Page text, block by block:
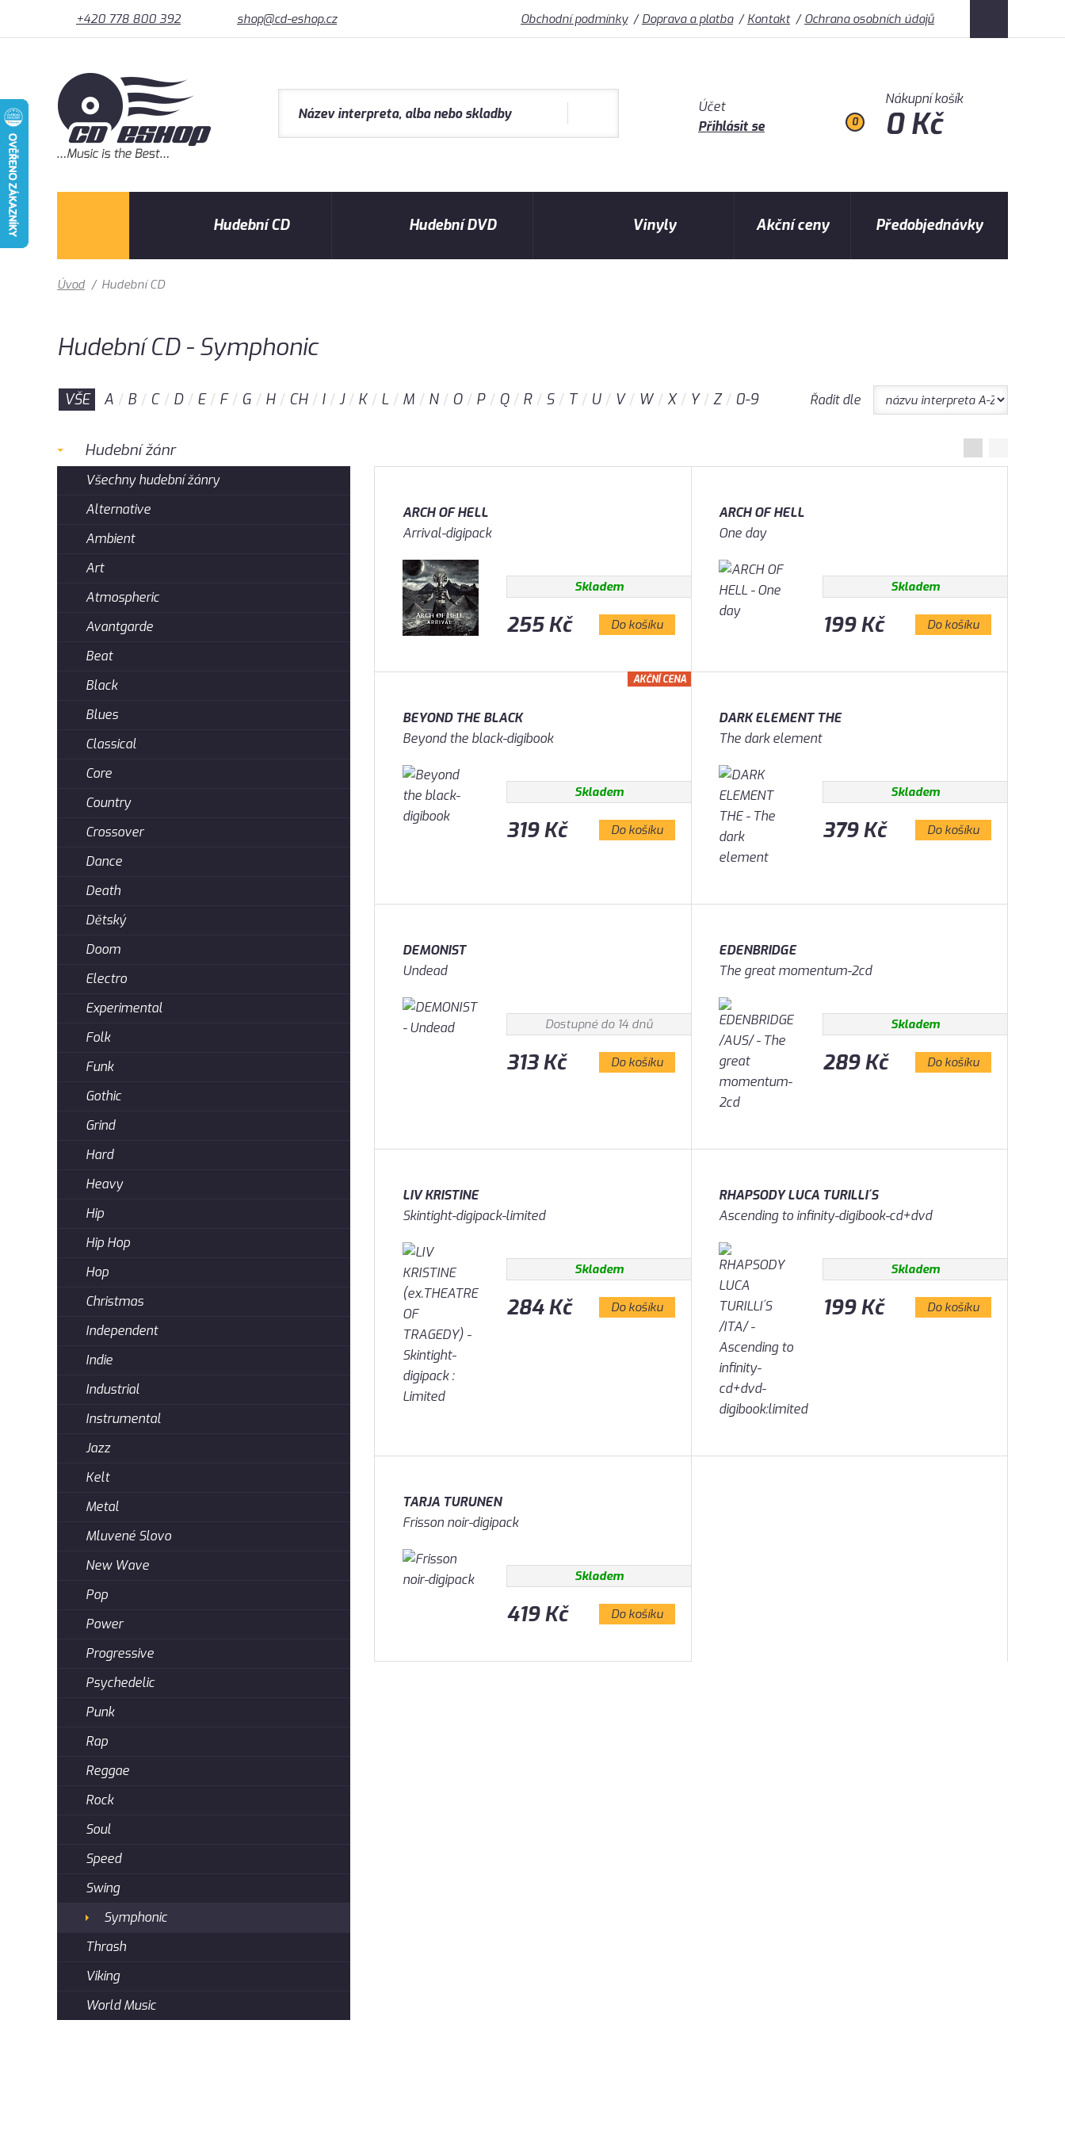
+420 778 800 392 shop@cd-eshop.cz Obchodní podmínky Doprava a platba Kontakt Ochrana osobních údajů
Účet
Přihlásit se
0
Nákupní košík
0 Kč
Hudební CD Hudební DVD Vinyly Akční ceny Předobjednávky
Úvod / Hudební CD
Hudební CD - Symphonic
VŠE A B C D E F G H CH I J K L M N O P Q R S T U V W X Y Z 0-9 Řadit dle
Hudební žánr
Všechny hudební žánry
Alternative
Ambient
Art
Atmospheric
Avantgarde
Beat
Black
Blues
Classical
Core
Country
Crossover
Dance
Death
Dětský
Doom
Electro
Experimental
Folk
Funk
Gothic
Grind
Hard
Heavy
Hip
Hip Hop
Hop
Christmas
Independent
Indie
Industrial
Instrumental
Jazz
Kelt
Metal
Mluvené Slovo
New Wave
Pop
Power
Progressive
Psychedelic
Punk
Rap
Reggae
Rock
Soul
Speed
Swing
Symphonic
Thrash
Viking
World Music
ARCH OF HELL
Arrival-digipack
Skladem
255 Kč Do košíku
ARCH OF HELL
One day
Skladem
199 Kč Do košíku
BEYOND THE BLACK
Beyond the black-digibook
Skladem
319 Kč Do košíku
AKČNÍ CENA
DARK ELEMENT THE
The dark element
Skladem
379 Kč Do košíku
DEMONIST
Undead
Dostupné do 14 dnů
313 Kč Do košíku
EDENBRIDGE
The great momentum-2cd
Skladem
289 Kč Do košíku
LIV KRISTINE
Skintight-digipack-limited
Skladem
284 Kč Do košíku
RHAPSODY LUCA TURILLI´S
Ascending to infinity-digibook-cd+dvd
Skladem
199 Kč Do košíku
TARJA TURUNEN
Frisson noir-digipack
Skladem
419 Kč Do košíku